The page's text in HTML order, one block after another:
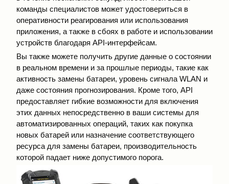
команды специалистов может удостовериться в
оперативности реагирования или использования
приложения, а также в сбоях в работе и использовании
устройств благодаря API-интерфейсам.
Вы также можете получить другие данные о состоянии
в реальном времени и за прошлые периоды, такие как
активность замены батареи, уровень сигнала WLAN и
даже состояния прогнозирования. Кроме того, API
предоставляет гибкие возможности для включения
этих данных непосредственно в ваши системы для
автоматизированных операций, таких как покупка
новых батарей или назначение соответствующего
ресурса для замены батареи, производительность
которой падает ниже допустимого порога.